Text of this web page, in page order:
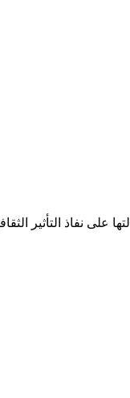
نفاذ التأثير